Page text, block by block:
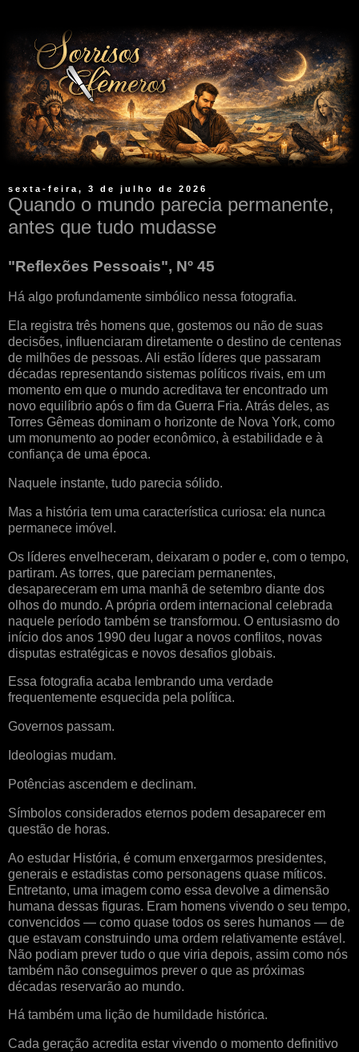
sexta-feira, 3 de julho de 2026
Quando o mundo parecia permanente,
antes que tudo mudasse
"Reflexões Pessoais", Nº 45
Há algo profundamente simbólico nessa fotografia.
Ela registra três homens que, gostemos ou não de suas
decisões, influenciaram diretamente o destino de centenas
de milhões de pessoas. Ali estão líderes que passaram
décadas representando sistemas políticos rivais, em um
momento em que o mundo acreditava ter encontrado um
novo equilíbrio após o fim da Guerra Fria. Atrás deles, as
Torres Gêmeas dominam o horizonte de Nova York, como
um monumento ao poder econômico, à estabilidade e à
confiança de uma época.
Naquele instante, tudo parecia sólido.
Mas a história tem uma característica curiosa: ela nunca
permanece imóvel.
Os líderes envelheceram, deixaram o poder e, com o tempo,
partiram. As torres, que pareciam permanentes,
desapareceram em uma manhã de setembro diante dos
olhos do mundo. A própria ordem internacional celebrada
naquele período também se transformou. O entusiasmo do
início dos anos 1990 deu lugar a novos conflitos, novas
disputas estratégicas e novos desafios globais.
Essa fotografia acaba lembrando uma verdade
frequentemente esquecida pela política.
Governos passam.
Ideologias mudam.
Potências ascendem e declinam.
Símbolos considerados eternos podem desaparecer em
questão de horas.
Ao estudar História, é comum enxergarmos presidentes,
generais e estadistas como personagens quase míticos.
Entretanto, uma imagem como essa devolve a dimensão
humana dessas figuras. Eram homens vivendo o seu tempo,
convencidos — como quase todos os seres humanos — de
que estavam construindo uma ordem relativamente estável.
Não podiam prever tudo o que viria depois, assim como nós
também não conseguimos prever o que as próximas
décadas reservarão ao mundo.
Há também uma lição de humildade histórica.
Cada geração acredita estar vivendo o momento definitivo